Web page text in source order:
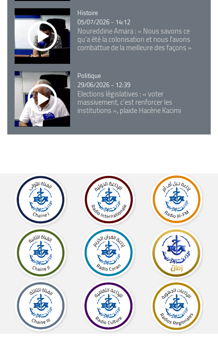
Catégorie
Histoire
05/07/2026 - 14:12
Noureddine Amara : « Nous savons ce
qu’a été la colonisation et nous l’avons
combattue de la meilleure des façons »
Catégorie
Politique
29/06/2026 - 12:39
Elections législatives : « voter
massivement, c'est renforcer les
institutions », plaide Hacène Kacimi